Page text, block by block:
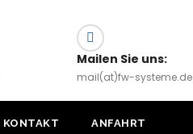
Mailen Sie uns:
mail(at)fw-systeme.de
KONTAKT ANFAHRT